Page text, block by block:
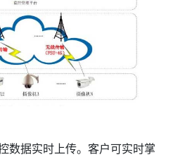
数据实时上传。客户可实时掌